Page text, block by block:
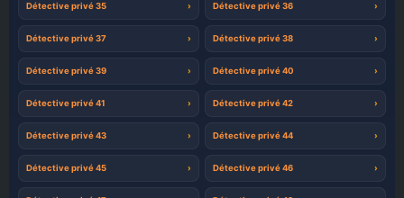
Détective privé 35 Détective privé 36
Détective privé 37 Détective privé 38
Détective privé 39 Détective privé 40
Détective privé 41 Détective privé 42
Détective privé 43 Détective privé 44
Détective privé 45 Détective privé 46